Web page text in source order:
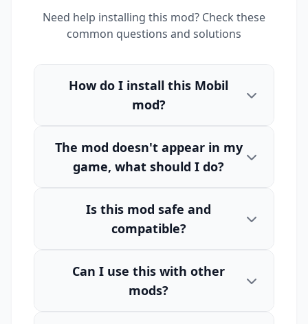
Need help installing this mod? Check these
common questions and solutions
How do I install this Mobil
mod?
The mod doesn't appear in my
game, what should I do?
Is this mod safe and
compatible?
Can I use this with other
mods?